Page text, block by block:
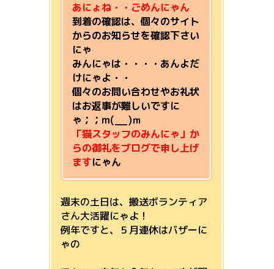
あにょね・・ごめんにゃん
到着の確認は、個々のサイト
からのお知らせを確認下さい
にゃ
みんにゃは・・・・あんよだ
けにゃよ・・
個々のお問い合わせやお礼状
はお返事が難しいですに
ゃ；；m(__)ｍ
「猫スタッフのみんにゃ」か
らの御礼をブログで申し上げ
ますにゃん
週末の土日は、搬送ボランティア
さん大活躍にゃよ！
例年ですと、５月連休はバザーに
ゃの